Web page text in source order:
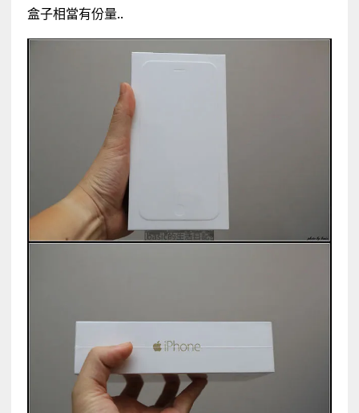
盒子相當有份量..